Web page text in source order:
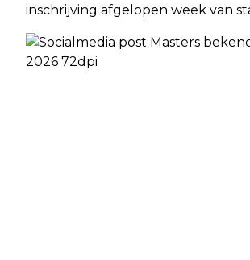
inschrijving afgelopen week van